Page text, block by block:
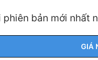
phiên bản mới nhất
GIÁ